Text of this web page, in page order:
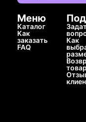
Меню
Каталог
Как
заказать
FAQ
Как